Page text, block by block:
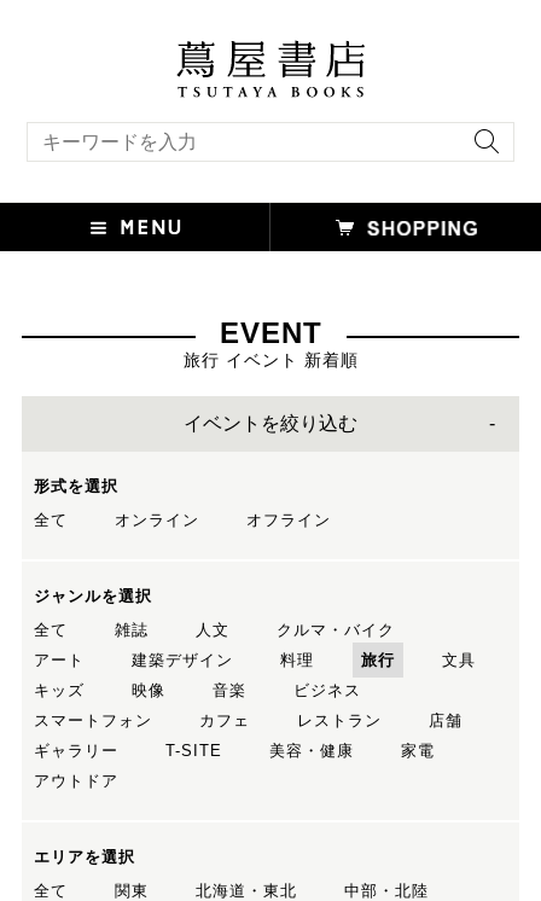
EVENT
旅行 イベント 新着順
イベントを絞り込む
形式を選択
全て
オンライン オフライン
ジャンルを選択
全て
雑誌 人文
クルマ・バイク
アート
建築デザイン 料理 旅行
文具
キッズ
映像 音楽
ビジネス
スマートフォン
カフェ レストラン
店舗
ギャラリー
T-SITE 美容・健康
家電
アウトドア
エリアを選択
全て
関東 北海道・東北
中部・北陸